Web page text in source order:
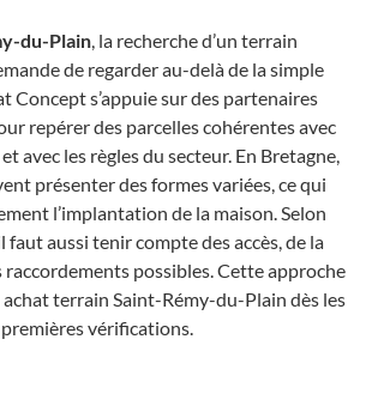
du-Plain, la recherche d’un terrain
de regarder au-delà de la simple
Concept s’appuie sur des partenaires
repérer des parcelles cohérentes avec
avec les règles du secteur. En Bretagne,
présenter des formes variées, ce qui
l’implantation de la maison. Selon
faut aussi tenir compte des accès, de la
possibles. Cette approche
achat terrain Saint-Rémy-du-Plain dès les
premières vérifications.